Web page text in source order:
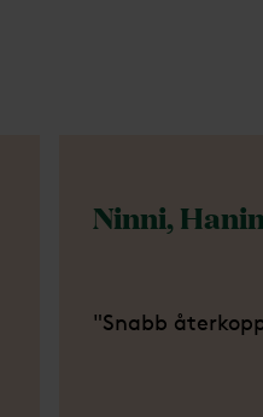
Ninni,
"Snabb